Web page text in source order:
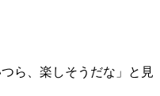
ら、楽しそうだな」と見